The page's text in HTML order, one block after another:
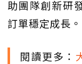
助團隊創新研
訂單穩定成長。
閱讀更多：